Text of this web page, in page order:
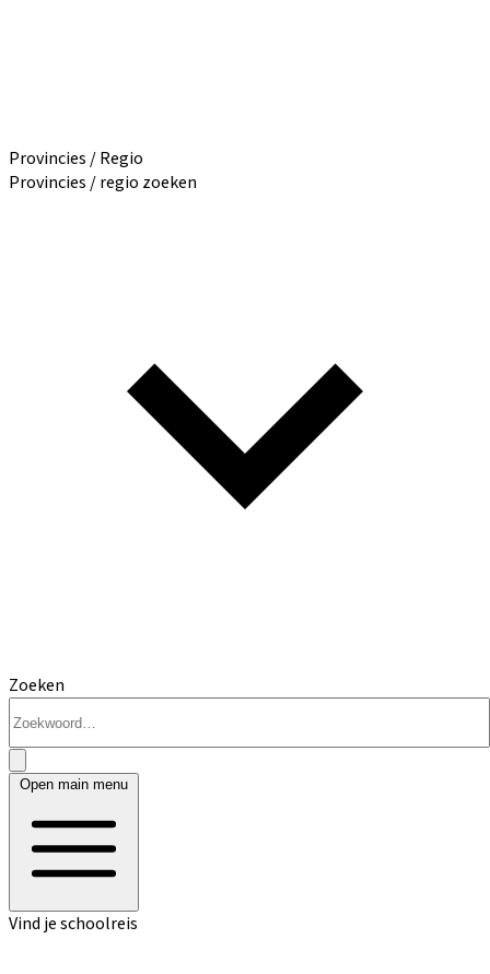
Provincies / Regio
Provincies / regio zoeken
Zoeken
Open main menu
Vind je schoolreis